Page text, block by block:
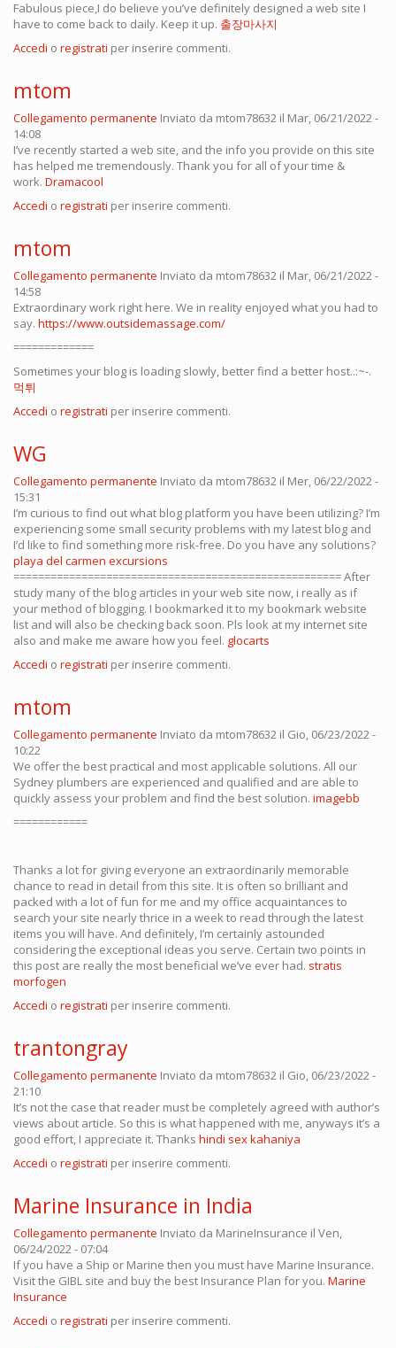
Fabulous piece,I do believe you’ve definitely designed a web site I
have to come back to daily. Keep it up. 출장마사지
Accedi o registrati per inserire commenti.
mtom
Collegamento permanente Inviato da mtom78632 il Mar, 06/21/2022 -
14:08
I’ve recently started a web site, and the info you provide on this site
has helped me tremendously. Thank you for all of your time &
work. Dramacool
Accedi o registrati per inserire commenti.
mtom
Collegamento permanente Inviato da mtom78632 il Mar, 06/21/2022 -
14:58
Extraordinary work right here. We in reality enjoyed what you had to
say. https://www.outsidemassage.com/
=============
Sometimes your blog is loading slowly, better find a better host..:~-.
먹튀
Accedi o registrati per inserire commenti.
WG
Collegamento permanente Inviato da mtom78632 il Mer, 06/22/2022 -
15:31
I’m curious to find out what blog platform you have been utilizing? I’m
experiencing some small security problems with my latest blog and
I’d like to find something more risk-free. Do you have any solutions?
playa del carmen excursions
===================================================== After
study many of the blog articles in your web site now, i really as if
your method of blogging. I bookmarked it to my bookmark website
list and will also be checking back soon. Pls look at my internet site
also and make me aware how you feel. glocarts
Accedi o registrati per inserire commenti.
mtom
Collegamento permanente Inviato da mtom78632 il Gio, 06/23/2022 -
10:22
We offer the best practical and most applicable solutions. All our
Sydney plumbers are experienced and qualified and are able to
quickly assess your problem and find the best solution. imagebb
============
Thanks a lot for giving everyone an extraordinarily memorable
chance to read in detail from this site. It is often so brilliant and
packed with a lot of fun for me and my office acquaintances to
search your site nearly thrice in a week to read through the latest
items you will have. And definitely, I’m certainly astounded
considering the exceptional ideas you serve. Certain two points in
this post are really the most beneficial we’ve ever had. stratis
morfogen
Accedi o registrati per inserire commenti.
trantongray
Collegamento permanente Inviato da mtom78632 il Gio, 06/23/2022 -
21:10
It’s not the case that reader must be completely agreed with author’s
views about article. So this is what happened with me, anyways it’s a
good effort, I appreciate it. Thanks hindi sex kahaniya
Accedi o registrati per inserire commenti.
Marine Insurance in India
Collegamento permanente Inviato da MarineInsurance il Ven,
06/24/2022 - 07:04
If you have a Ship or Marine then you must have Marine Insurance.
Visit the GIBL site and buy the best Insurance Plan for you. Marine
Insurance
Accedi o registrati per inserire commenti.